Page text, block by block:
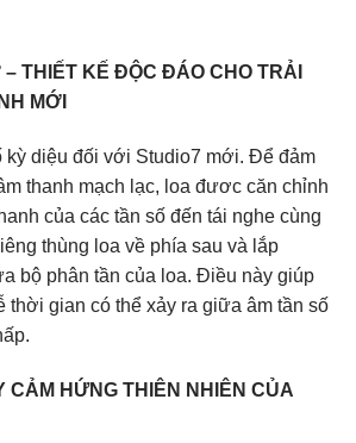
– THIẾT KẾ ĐỘC ĐÁO CHO TRẢI
MỚI
kỳ diệu đối với Studio7 mới. Để đảm
thanh mạch lạc, loa đươc căn chỉnh
của các tần số đến tái nghe cùng
thùng loa về phía sau và lắp
bộ phân tần của loa. Điều này giúp
thời gian có thể xảy ra giữa âm tần số
CẢM HỨNG THIÊN NHIÊN CỦA